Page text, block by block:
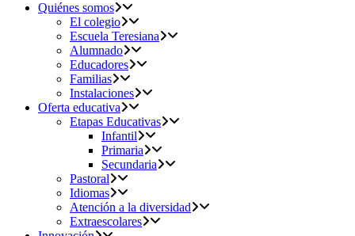
Quiénes somos
El colegio
Escuela Teresiana
Alumnado
Educadores
Familias
Instalaciones
Oferta educativa
Etapas Educativas
Infantil
Primaria
Secundaria
Pastoral
Idiomas
Atención a la diversidad
Extraescolares